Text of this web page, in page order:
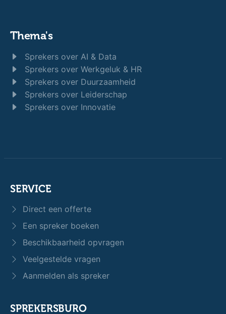
Thema's
Sprekers over AI & Data
Sprekers over Werkgeluk & HR
Sprekers over Duurzaamheid
Sprekers over Leiderschap
Sprekers over Innovatie
SERVICE
Direct een offerte
Een spreker boeken
Beschikbaarheid opvragen
Veelgestelde vragen
Aanmelden als spreker
SPREKERSBURO